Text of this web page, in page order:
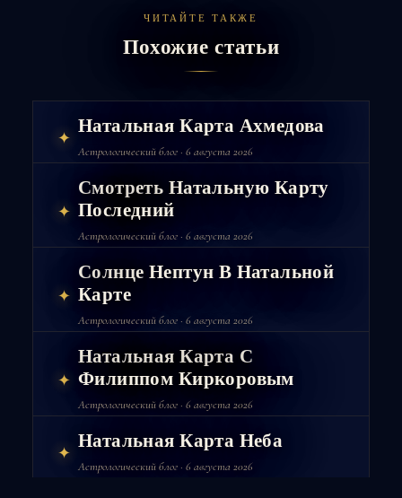
ЧИТАЙТЕ ТАКЖЕ
Похожие статьи
✦ Натальная Карта Ахмедова
Астрологический блог · 6 августа 2026
✦
Смотреть Натальную Карту
Последний
Астрологический блог · 6 августа 2026
✦
Солнце Нептун В Натальной
Карте
Астрологический блог · 6 августа 2026
✦
Натальная Карта С
Филиппом Киркоровым
Астрологический блог · 6 августа 2026
✦ Натальная Карта Неба
Астрологический блог · 6 августа 2026